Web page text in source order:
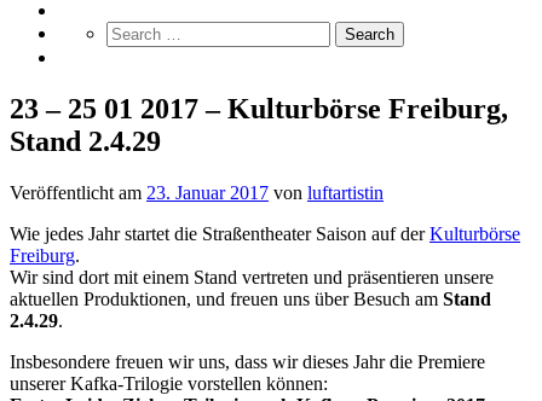
23 – 25 01 2017 – Kulturbörse Freiburg,
Stand 2.4.29
Veröffentlicht am 23. Januar 2017 von luftartistin
Wie jedes Jahr startet die Straßentheater Saison auf derKulturbörse
Freiburg.
Wir sind dort mit einem Stand vertreten und präsentieren unsere
aktuellen Produktionen, und freuen uns über Besuch am Stand
2.4.29.
Insbesondere freuen wir uns, dass wir dieses Jahr die Premiere
unserer Kafka-Trilogie vorstellen können: